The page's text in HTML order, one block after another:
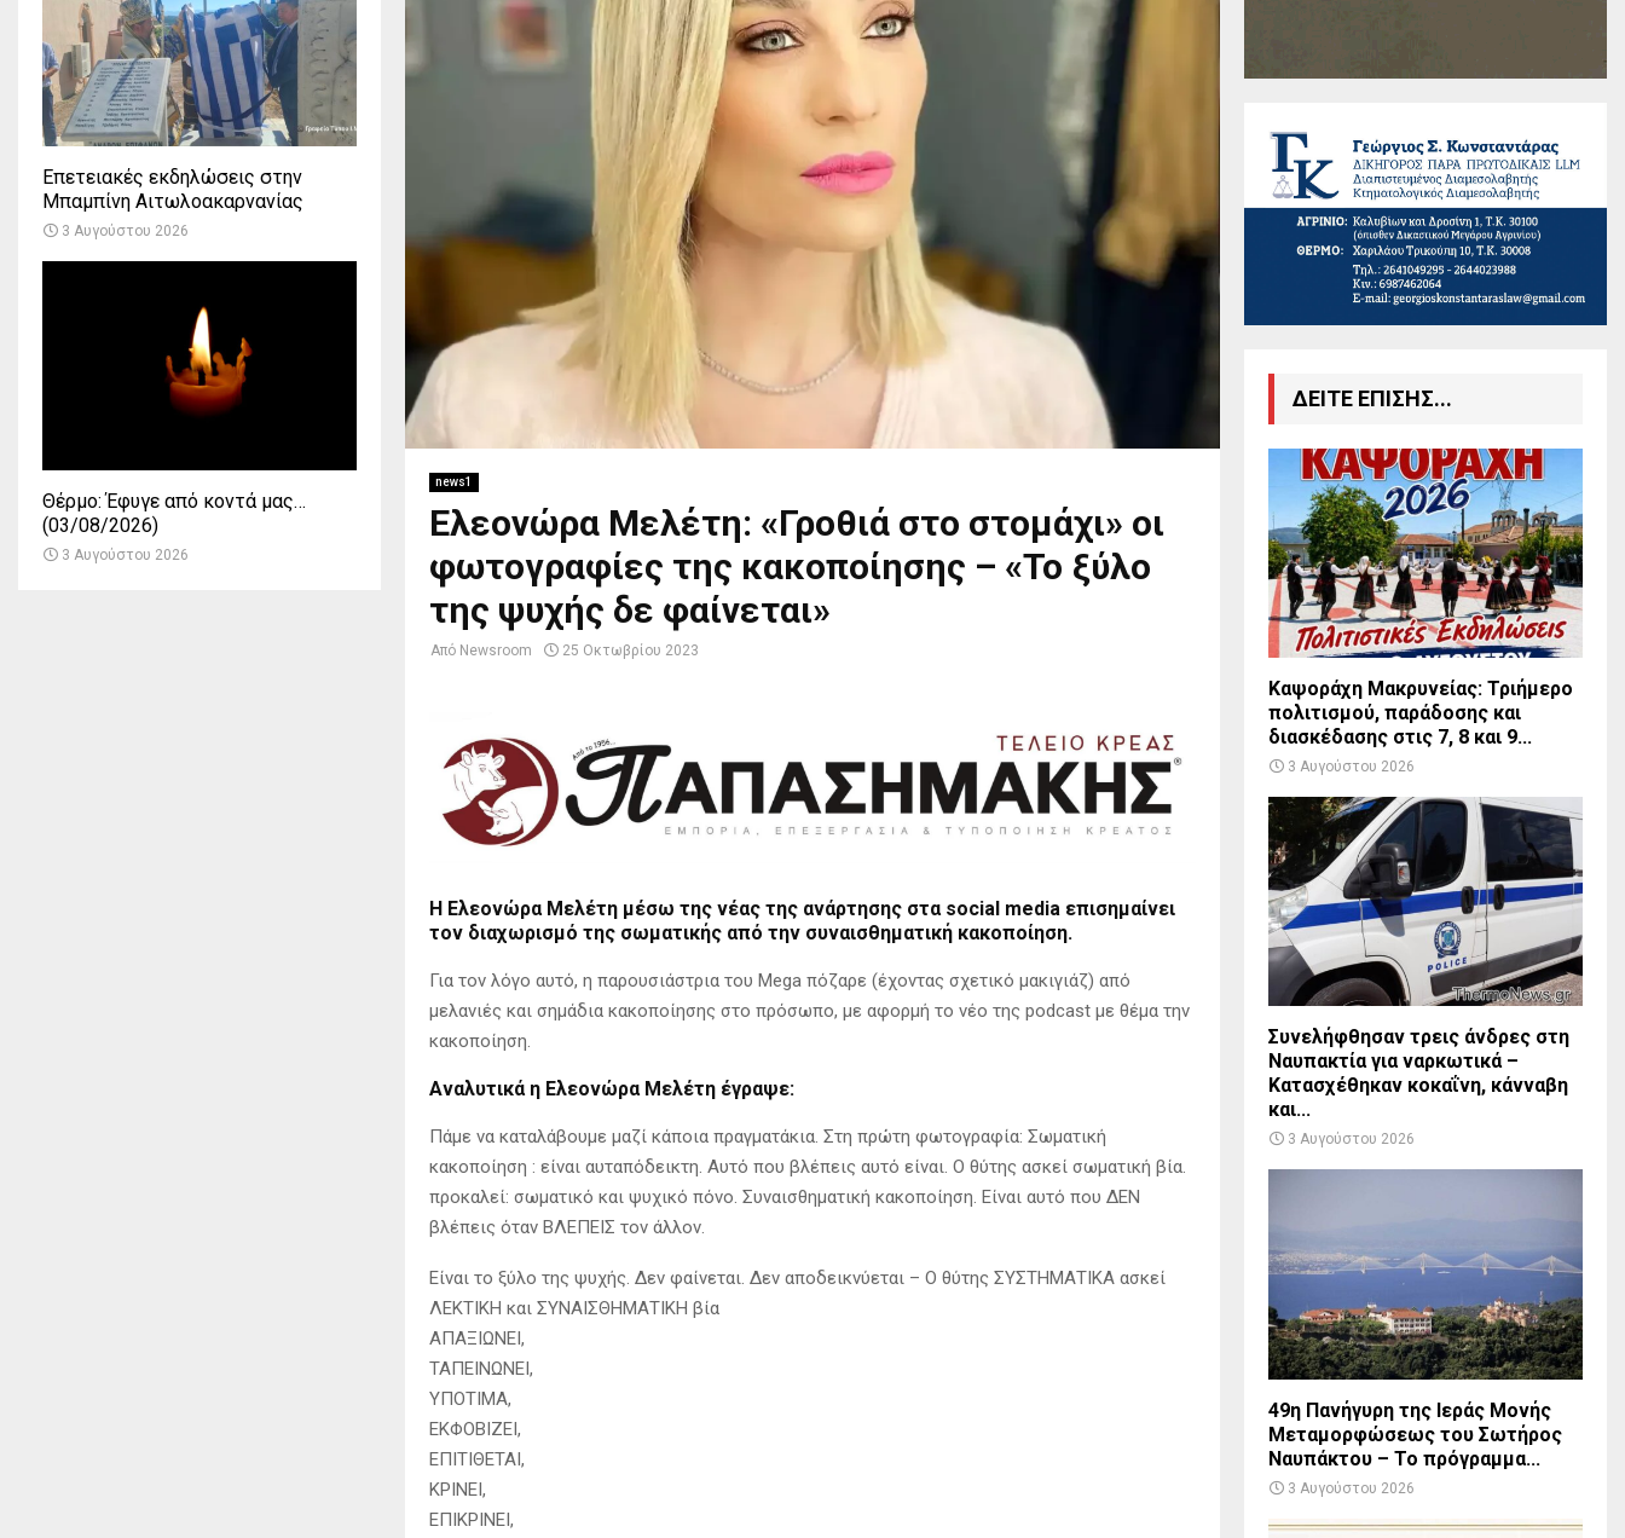
news1
Ελεονώρα Μελέτη: «Γροθιά στο στομάχι» οι
φωτογραφίες της κακοποίησης – «Το ξύλο
της ψυχής δε φαίνεται»
Από Newsroom 25 Οκτωβρίου 2023
Η Ελεονώρα Μελέτη μέσω της νέας της ανάρτησης στα social media επισημαίνει
τον διαχωρισμό της σωματικής από την συναισθηματική κακοποίηση.
Για τον λόγο αυτό, η παρουσιάστρια του Mega πόζαρε (έχοντας σχετικό μακιγιάζ) από
μελανιές και σημάδια κακοποίησης στο πρόσωπο, με αφορμή το νέο της podcast με θέμα την
κακοποίηση.
Αναλυτικά η Ελεονώρα Μελέτη έγραψε:
Πάμε να καταλάβουμε μαζί κάποια πραγματάκια. Στη πρώτη φωτογραφία: Σωματική
κακοποίηση : είναι αυταπόδεικτη. Αυτό που βλέπεις αυτό είναι. Ο θύτης ασκεί σωματική βία.
προκαλεί: σωματικό και ψυχικό πόνο. Συναισθηματική κακοποίηση. Είναι αυτό που ΔΕΝ
βλέπεις όταν ΒΛΕΠΕΙΣ τον άλλον.
Είναι το ξύλο της ψυχής. Δεν φαίνεται. Δεν αποδεικνύεται – Ο θύτης ΣΥΣΤΗΜΑΤΙΚΑ ασκεί
ΛΕΚΤΙΚΗ και ΣΥΝΑΙΣΘΗΜΑΤΙΚΗ βία
ΑΠΑΞΙΩΝΕΙ,
ΤΑΠΕΙΝΩΝΕΙ,
ΥΠΟΤΙΜΑ,
ΕΚΦΟΒΙΖΕΙ,
ΕΠΙΤΙΘΕΤΑΙ,
ΚΡΙΝΕΙ,
ΕΠΙΚΡΙΝΕΙ,
Επετειακές εκδηλώσεις στην
Μπαμπίνη Αιτωλοακαρνανίας
3 Αυγούστου 2026
Θέρμο: Έφυγε από κοντά μας…
(03/08/2026)
3 Αυγούστου 2026
ΔΕΙΤΕ ΕΠΙΣΗΣ...
Καψοράχη Μακρυνείας: Τριήμερο
πολιτισμού, παράδοσης και
διασκέδασης στις 7, 8 και 9...
3 Αυγούστου 2026
Συνελήφθησαν τρεις άνδρες στη
Ναυπακτία για ναρκωτικά –
Κατασχέθηκαν κοκαΐνη, κάνναβη
και...
3 Αυγούστου 2026
49η Πανήγυρη της Ιεράς Μονής
Μεταμορφώσεως του Σωτήρος
Ναυπάκτου – Το πρόγραμμα...
3 Αυγούστου 2026